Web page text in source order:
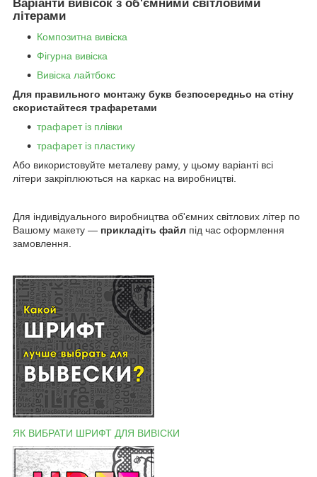
Варіанти вивісок з об'ємними світловими
літерами
Композитна вивіска
Фігурна вивіска
Вивіска лайтбокс
Для правильного монтажу букв безпосередньо на стіну
скористайтеся трафаретами
трафарет із плівки
трафарет із пластику
Або використовуйте металеву раму, у цьому варіанті всі
літери закріплюються на каркас на виробництві.
Для індивідуального виробництва об'ємних світлових літер по
Вашому макету — прикладіть файл під час оформлення
замовлення.
ЯК ВИБРАТИ ШРИФТ ДЛЯ ВИВІСКИ